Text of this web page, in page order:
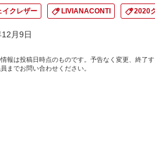
イクレザー LIVIANACONTI 2020
月9日
報は投稿日時点のものです。予告なく変更、終了
までお問い合わせください。